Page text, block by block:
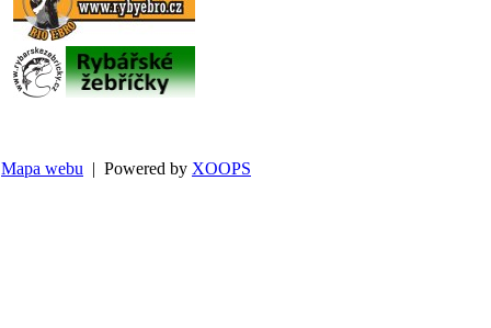
Mapa webu | Powered by XOOPS